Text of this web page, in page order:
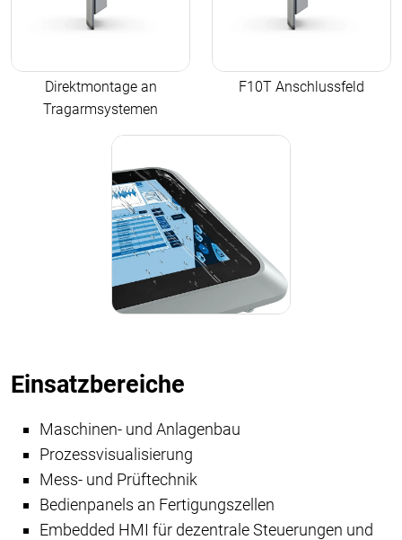
Direktmontage an
Tragarmsystemen
F10T Anschlussfeld
Einsatzbereiche
Maschinen- und Anlagenbau
Prozessvisualisierung
Mess- und Prüftechnik
Bedienpanels an Fertigungszellen
Embedded HMI für dezentrale Steuerungen und